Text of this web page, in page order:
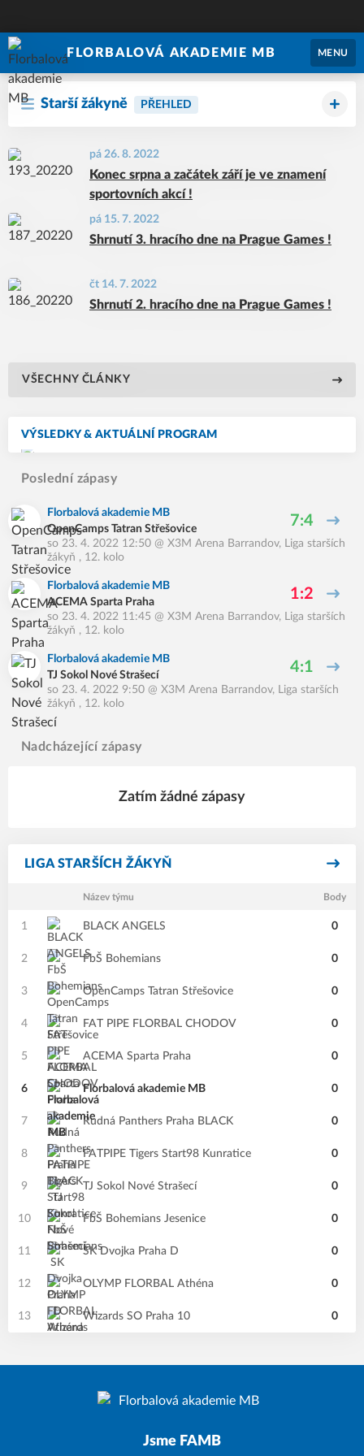
FLORBALOVÁ AKADEMIE MB MENU
Starší žákyně PŘEHLED
pá 26. 8. 2022
Konec srpna a začátek září je ve znamení
sportovních akcí !
pá 15. 7. 2022
Shrnutí 3. hracího dne na Prague Games !
čt 14. 7. 2022
Shrnutí 2. hracího dne na Prague Games !
VŠECHNY ČLÁNKY
VÝSLEDKY & AKTUÁLNÍ PROGRAM
Poslední zápasy
Florbalová akademie MB
OpenCamps Tatran Střešovice
7:4
so 23. 4. 2022 12:50 @ X3M Arena Barrandov, Liga starších
žákyň , 12. kolo
Florbalová akademie MB
ACEMA Sparta Praha
1:2
so 23. 4. 2022 11:45 @ X3M Arena Barrandov, Liga starších
žákyň , 12. kolo
Florbalová akademie MB
TJ Sokol Nové Strašecí
4:1
so 23. 4. 2022 9:50 @ X3M Arena Barrandov, Liga starších
žákyň , 12. kolo
Nadcházející zápasy
Zatím žádné zápasy
LIGA STARŠÍCH ŽÁKYŇ
Název týmu Body
1 BLACK ANGELS 0
2 FbŠ Bohemians 0
3 OpenCamps Tatran Střešovice 0
4 FAT PIPE FLORBAL CHODOV 0
5 ACEMA Sparta Praha 0
6 Florbalová akademie MB 0
7 Rudná Panthers Praha BLACK 0
8 FATPIPE Tigers Start98 Kunratice 0
9 TJ Sokol Nové Strašecí 0
10 FbŠ Bohemians Jesenice 0
11 SK Dvojka Praha D 0
12 OLYMP FLORBAL Athéna 0
13 Wizards SO Praha 10 0
Jsme FAMB